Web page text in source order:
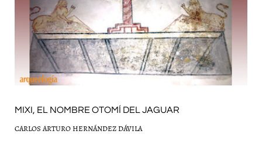
MIXI, EL NOMBRE OTOMÍ DEL JAGUAR
CARLOS ARTURO HERNÁNDEZ DÁVILA